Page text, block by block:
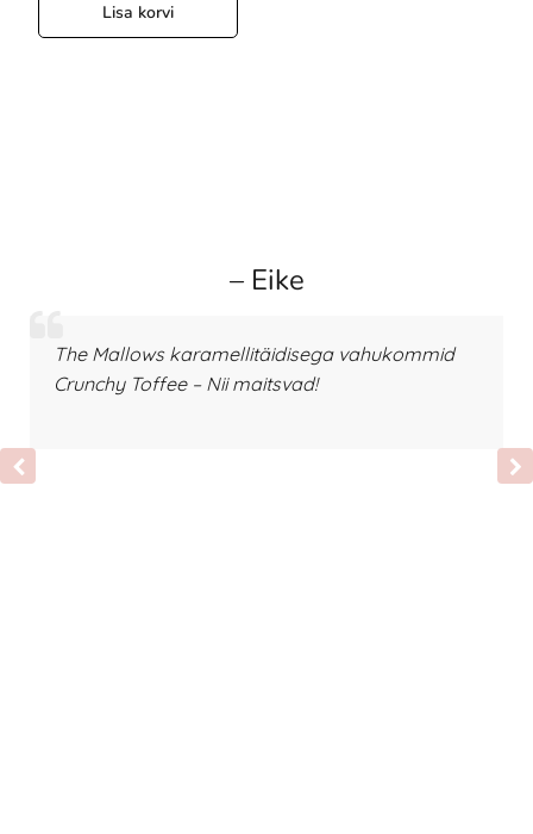
Lisa korvi
– Eike
The Mallows karamellitäidisega vahukommid
Crunchy Toffee – Nii maitsvad!